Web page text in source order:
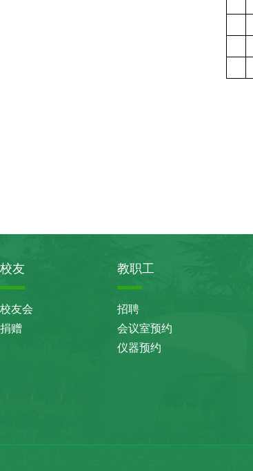
校友
校友会
捐赠
教职工
招聘
会议室预约
仪器预约